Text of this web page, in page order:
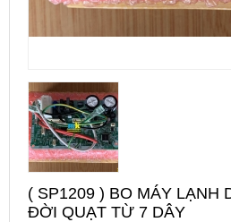
( SP1209 ) BO MÁY LẠNH
ĐỜI QUẠT TỪ 7 DÂY